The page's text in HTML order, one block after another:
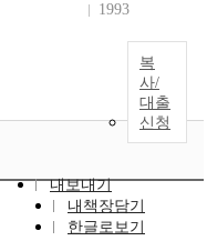
1993
복
사/
대출
신청
내보내기
내책장담기
한글로보기